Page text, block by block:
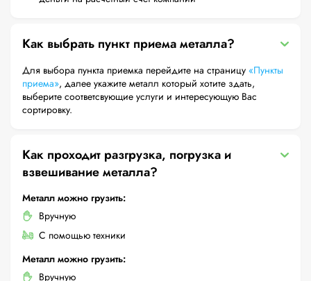
Как выбрать пункт приема металла?
Для выбора пункта приемка перейдите на страницу «Пункты
приема», далее укажите металл который хотите здать,
выберите соответсвующие услуги и интересующую Вас
сортировку.
Как проходит разгрузка, погрузка и
взвешивание металла?
Металл можно грузить:
Вручную
С помощью техники
Металл можно грузить:
Вручную